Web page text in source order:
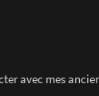
avec mes